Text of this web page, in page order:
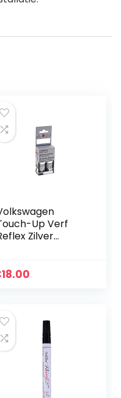
Up Verf
Zilver
18.00